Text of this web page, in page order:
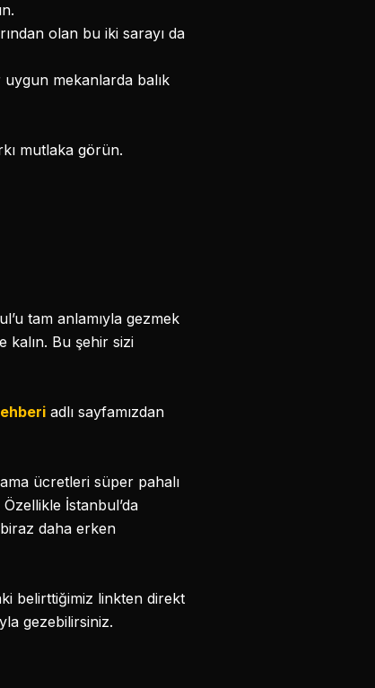
olan bu iki sarayı da
uygun mekanlarda balık
mutlaka görün.
tam anlamıyla gezmek
kalın. Bu şehir sizi
adlı sayfamızdan
ücretleri süper pahalı
İstanbul’da
daha erken
belirttiğimiz linkten direkt
gezebilirsiniz.